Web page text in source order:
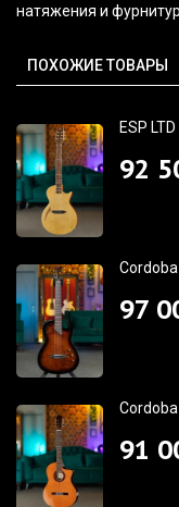
натяжения и
ПОХОЖИЕ ТОВАРЫ
ESP
92
97
91